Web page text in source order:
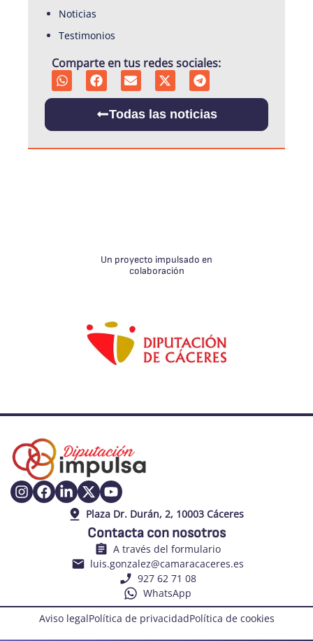
Noticias
Testimonios
Comparte en tus redes sociales:
Todas las noticias
Un proyecto impulsado en
colaboración
Plaza Dr. Durán, 2, 10003 Cáceres
Contacta con nosotros
A través del formulario
luis.gonzalez@camaracaceres.es
927 62 71 08
WhatsApp
Aviso legalPolítica de privacidadPolítica de cookies